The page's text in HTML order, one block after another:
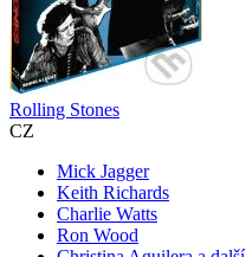
Rolling Stones
CZ
Mick Jagger
Keith Richards
Charlie Watts
Ron Wood